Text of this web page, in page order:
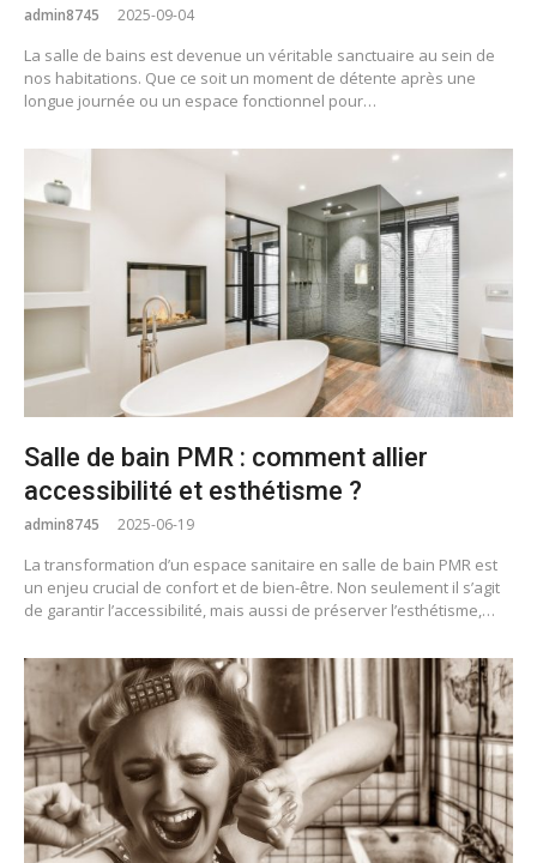
admin8745 2025-09-04
La salle de bains est devenue un véritable sanctuaire au sein de
nos habitations. Que ce soit un moment de détente après une
longue journée ou un espace fonctionnel pour…
Salle de bain PMR : comment allier
accessibilité et esthétisme ?
admin8745 2025-06-19
La transformation d’un espace sanitaire en salle de bain PMR est
un enjeu crucial de confort et de bien-être. Non seulement il s’agit
de garantir l’accessibilité, mais aussi de préserver l’esthétisme,…